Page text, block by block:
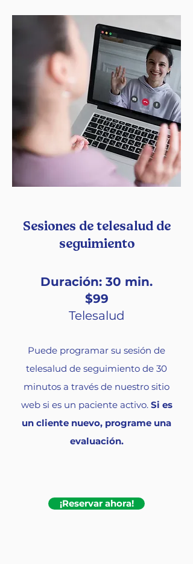
Sesiones de telesalud de
seguimiento
Duración: 30 min.
$99
Telesalud
Puede programar su sesión de
telesalud de seguimiento de 30
minutos a través de nuestro sitio
web si es un paciente activo. Si es
un cliente nuevo, programe una
evaluación.
¡Reservar ahora!